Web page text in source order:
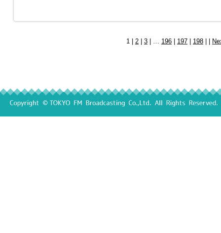
1 | 2 3 | … 196 197 198